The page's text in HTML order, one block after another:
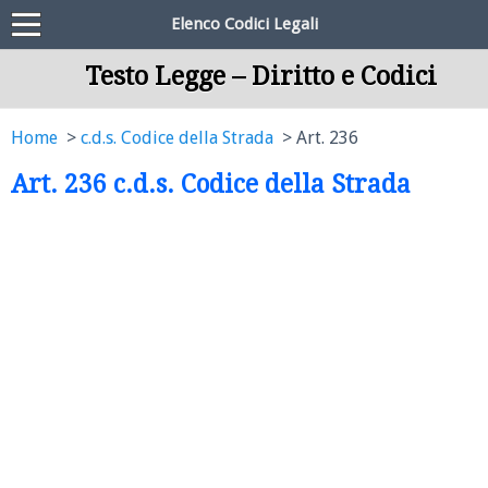
Elenco Codici Legali
Testo Legge – Diritto e Codici
Home c.d.s. Codice della Strada Art. 236
Art. 236 c.d.s. Codice della Strada